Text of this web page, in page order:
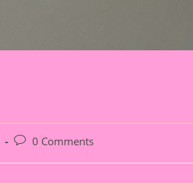
Post0 Comments